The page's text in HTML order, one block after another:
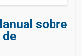
sobre